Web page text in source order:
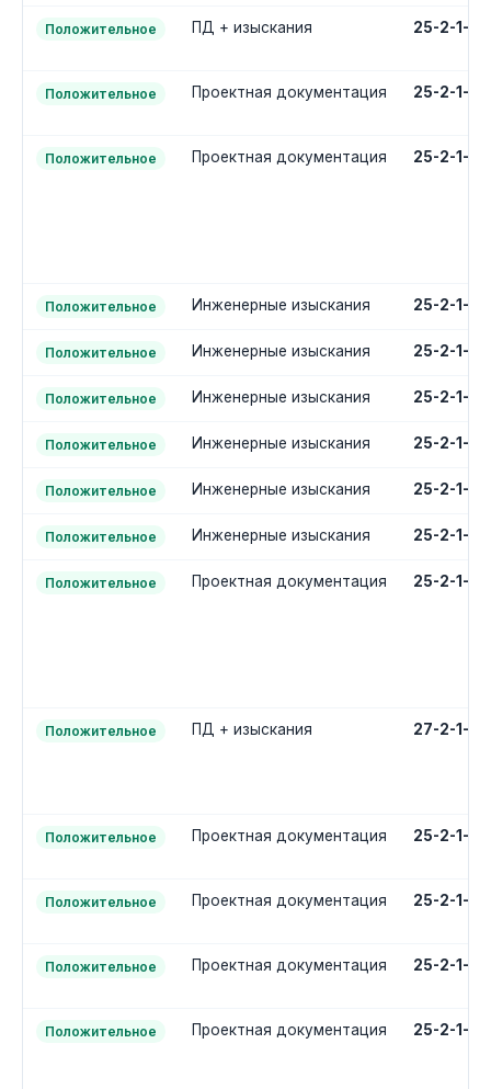
Положительное ПД + изыскания 25-2-1-
Положительное Проектная документация 25-2-1-
Положительное Проектная документация 25-2-1-
Положительное Инженерные изыскания 25-2-1-
Положительное Инженерные изыскания 25-2-1-
Положительное Инженерные изыскания 25-2-1-
Положительное Инженерные изыскания 25-2-1-
Положительное Инженерные изыскания 25-2-1-
Положительное Инженерные изыскания 25-2-1-1-
Положительное Проектная документация 25-2-1-
Положительное ПД + изыскания 27-2-1-
Положительное Проектная документация 25-2-1-2-
Положительное Проектная документация 25-2-1-
Положительное Проектная документация 25-2-1-
Положительное Проектная документация 25-2-1-